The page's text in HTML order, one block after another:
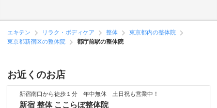
エキテン リラク・ボディケア 整体
東京都内の整体院
東京都新宿区の整体院
都庁前駅の整体院
お近くのお店
新宿南口から徒歩１分 年中無休 土日祝も営業中！
新宿 整体 ここらぼ整体院